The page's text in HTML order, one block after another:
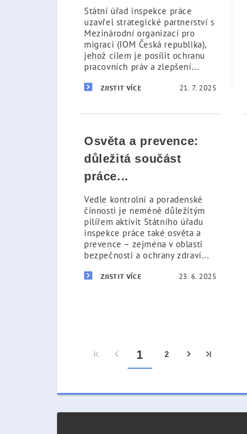
Státní úřad inspekce práce
uzavřel strategické partnerství s
Mezinárodní organizací pro
migraci (IOM Česká republika),
jehož cílem je posílit ochranu
pracovních práv a zlepšení...
ZJISTIT VÍCE 21. 7. 2025
Osvěta a prevence:
důležitá součást
práce...
Vedle kontrolní a poradenské
činnosti je neméně důležitým
pilířem aktivit Státního úřadu
inspekce práce také osvěta a
prevence – zejména v oblasti
bezpečnosti a ochrany zdraví...
ZJISTIT VÍCE 23. 6. 2025
1 2